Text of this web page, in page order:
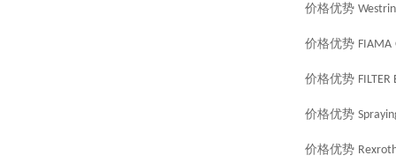
价格优势
价格优势 FIAMA
价格优势 FILTER
价格优势
价格优势